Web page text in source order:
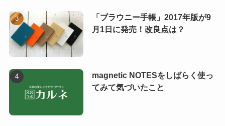
「ブラウニー手帳」2017年版が9
月1日に発売！改良点は？
magnetic NOTESをしばらく使っ
てみて気づいたこと